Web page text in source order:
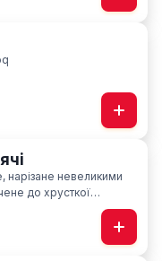
нарізане невеликими
до хрусткої